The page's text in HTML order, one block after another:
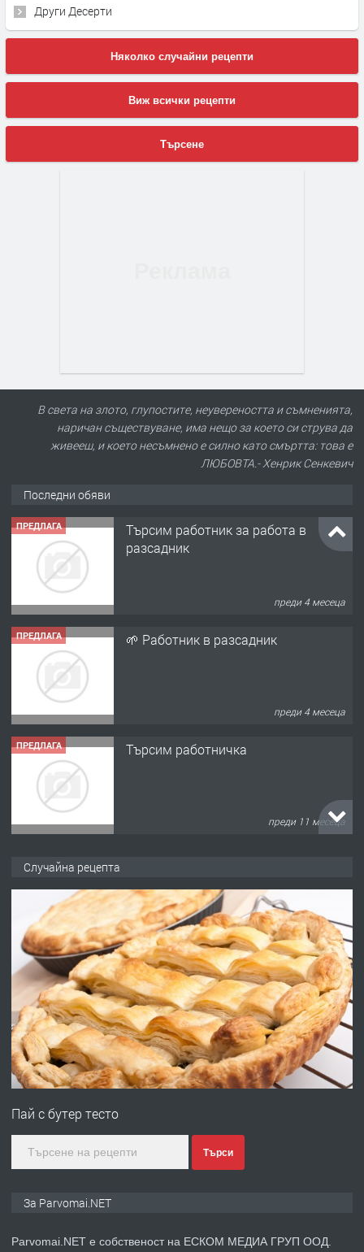
Други Десерти
Няколко случайни рецепти
Виж всички рецепти
Търсене
В света на злото, глупостите, неувереността и съмненията,
наричан съществуване, има нещо за което си струва да
живееш, и което несъмнено е силно като смъртта: това е
ЛЮБОВТА.- Хенрик Сенкевич
Последни обяви
ПРЕДЛАГА
Търсим работник за работа в
разсадник
преди 4 месеца
ПРЕДЛАГА 🌱 Работник в разсадник
преди 4 месеца
ПРЕДЛАГА Търсим работничка
преди 11 месеца
преди 1 година
ПРЕДЛАГА Работа за общи работници
преди 1 година
ПРЕДЛАГА
Първи поход "По стъпките на Ангел
Случайна рецепта
Пай с бутер тесто
Търси
За Parvomai.NET
Parvomai.NET е собственост на ЕСКОМ МЕДИА ГРУП ООД.